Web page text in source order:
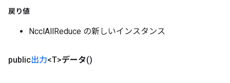
戻り値
NcclAllReduce の新しいインスタンス
public出力<T>データ()